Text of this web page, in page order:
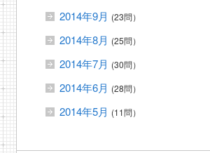
2014年9月 (23問）
2014年8月 (25問）
2014年7月 (30問）
2014年6月 (28問）
2014年5月 (11問）